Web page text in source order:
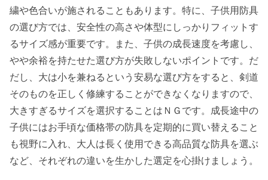
繍や色合いが施されることもあります。特に、子供用防具
の選び方では、安全性の高さや体型にしっかりフィットす
るサイズ感が重要です。また、子供の成長速度を考慮し、
やや余裕を持たせた選び方が失敗しないポイントです。だ
だし、大は小を兼ねるという安易な選び方をすると、剣道
そのものを正しく修練することができなくなりますので、
大きすぎるサイズを選択することはＮＧです。成長途中の
子供にはお手頃な価格帯の防具を定期的に買い替えること
も視野に入れ、大人は長く使用できる高品質な防具を選ぶ
など、それぞれの違いを生かした選定を心掛けましょう。